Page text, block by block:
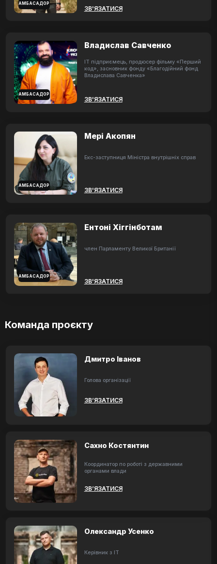
АМБАСАДОР
ЗВ'ЯЗАТИСЯ
АМБАСАДОР
Владислав Савченко
ІТ підприємець, продюсер фільму «Перший
код», засновник фонду «Благодійний фонд
Владислава Савченка»
ЗВ'ЯЗАТИСЯ
АМБАСАДОР
Мері Акопян
Екс-заступниця Міністра внутрішніх справ
ЗВ'ЯЗАТИСЯ
АМБАСАДОР
Ентоні Хіггінботам
член Парламенту Великої Британії
ЗВ'ЯЗАТИСЯ
Команда проєкту
Дмитро Іванов
Голова організації
ЗВ’ЯЗАТИСЯ
Сахно Костянтин
Координатор по роботі з державними
органами влади
ЗВ’ЯЗАТИСЯ
Олександр Усенко
Керівник з ІТ